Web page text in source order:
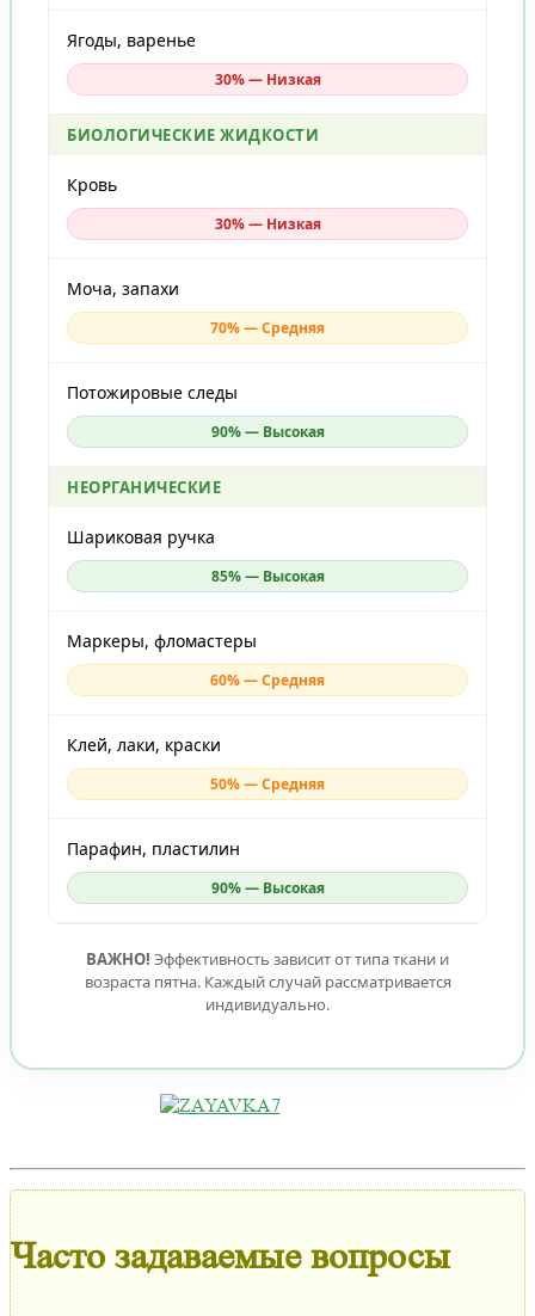
Ягоды, варенье
30% — Низкая
БИОЛОГИЧЕСКИЕ ЖИДКОСТИ
Кровь
30% — Низкая
Моча, запахи
70% — Средняя
Потожировые следы
90% — Высокая
НЕОРГАНИЧЕСКИЕ
Шариковая ручка
85% — Высокая
Маркеры, фломастеры
60% — Средняя
Клей, лаки, краски
50% — Средняя
Парафин, пластилин
90% — Высокая
ВАЖНО! Эффективность зависит от типа ткани и
возраста пятна. Каждый случай рассматривается
индивидуально.
Часто задаваемые вопросы